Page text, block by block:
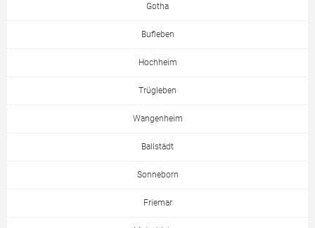
Gotha
Bufleben
Hochheim
Trügleben
Wangenheim
Ballstädt
Sonneborn
Friemar